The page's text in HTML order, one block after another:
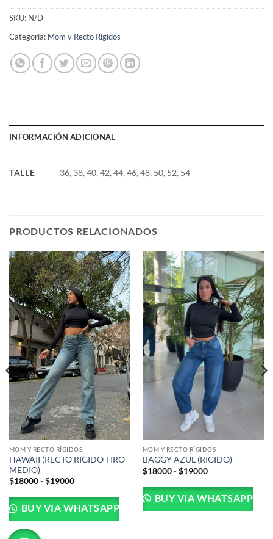
total
is
SKU: N/D
Categoría: Mom y Recto Rígidos
INFORMACIÓN ADICIONAL
TALLE 36, 38, 40, 42, 44, 46, 48, 50, 52, 54
PRODUCTOS RELACIONADOS
MOM Y RECTO RÍGIDOS
HAWAII (RECTO RIGIDO TIRO
MEDIO)
$18000 - $19000Rango
precios:
desde
$18000
hasta
BUY VIA WHATSAPP
MOM Y RECTO RÍGIDOS
BAGGY AZUL (RIGIDO)
$18000 - $19000Rango
precios:
desde
$18000
hasta
BUY VIA WHATSAPP